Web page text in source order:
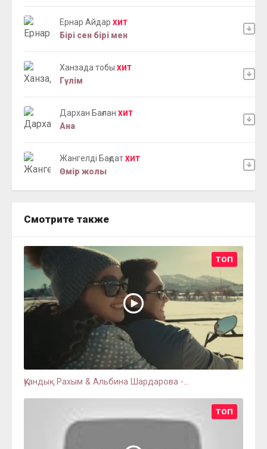
Ернар Айдар ХИТ
Бірі сен бірі мен
Ханзада тобы ХИТ
Гүлім
Дархан Бағлан ХИТ
Ана
Жангелді Бағдат ХИТ
Өмір жолы
Смотрите также
ТОП
Қуандық Рахым & Альбина Шардарова -...
ТОП